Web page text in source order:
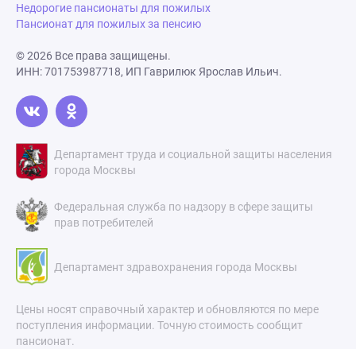
Недорогие пансионаты для пожилых
Пансионат для пожилых за пенсию
© 2026 Все права защищены.
ИНН: 701753987718, ИП Гаврилюк Ярослав Ильич.
Департамент труда и социальной защиты населения
города Москвы
Федеральная служба по надзору в сфере защиты
прав потребителей
Департамент здравохранения города Москвы
Цены носят справочный характер и обновляются по мере
поступления информации. Точную стоимость сообщит
пансионат.